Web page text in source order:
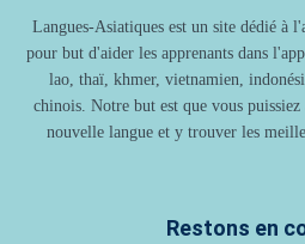
Langues-Asiatiques est un site dédié à
pour but d'aider les apprenants dans
lao, thaï, khmer, vietnamien,
chinois. Notre but est que vous
nouvelle langue et y trouver les
Restons en